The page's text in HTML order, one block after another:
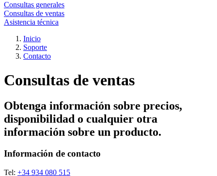
Consultas generales
Consultas de ventas
Asistencia técnica
Inicio
Soporte
Contacto
Consultas de ventas
Obtenga información sobre precios,
disponibilidad o cualquier otra
información sobre un producto.
Información de contacto
Tel: +34 934 080 515